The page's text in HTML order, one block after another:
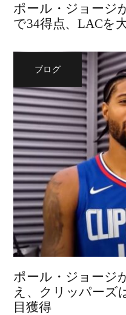
ポール・ジョージ
で34得点、LACを
ブログ
ポール・ジョージ
え、クリッパーズ
目獲得